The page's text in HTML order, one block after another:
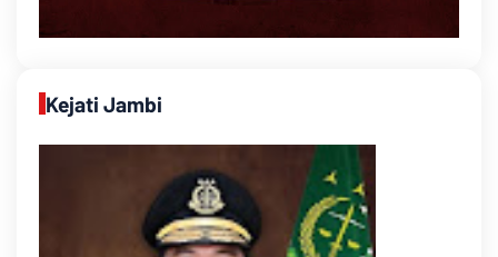
Kejati Jambi